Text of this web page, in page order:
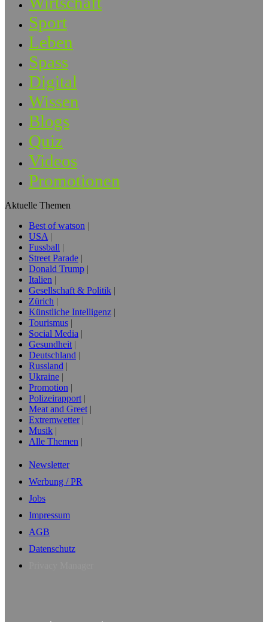
Sport
Leben
Spass
Digital
Wissen
Blogs
Quiz
Videos
Promotionen
Aktuelle Themen
Best of watson
USA
Fussball
Street Parade
Donald Trump
Italien
Gesellschaft & Politik
Zürich
Künstliche Intelligenz
Tourismus
Social Media
Gesundheit
Deutschland
Russland
Ukraine
Promotion
Polizeirapport
Meat and Greet
Extremwetter
Musik
Alle Themen
Newsletter
Werbung / PR
Jobs
Impressum
AGB
Datenschutz